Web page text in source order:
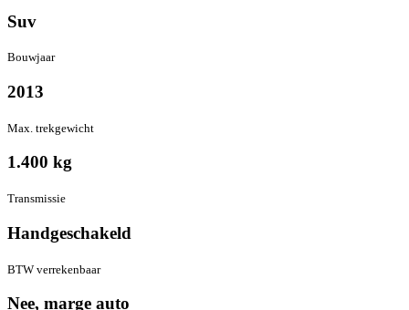
Suv
Bouwjaar
2013
Max. trekgewicht
1.400 kg
Transmissie
Hand­geschakeld
BTW verrekenbaar
Nee, marge auto